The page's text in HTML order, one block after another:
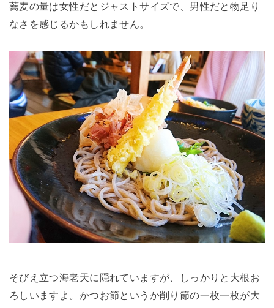
蕎麦の量は女性だとジャストサイズで、男性だと物足り
なさを感じるかもしれません。
そびえ立つ海老天に隠れていますが、しっかりと大根お
ろしいますよ。かつお節というか削り節の一枚一枚が大